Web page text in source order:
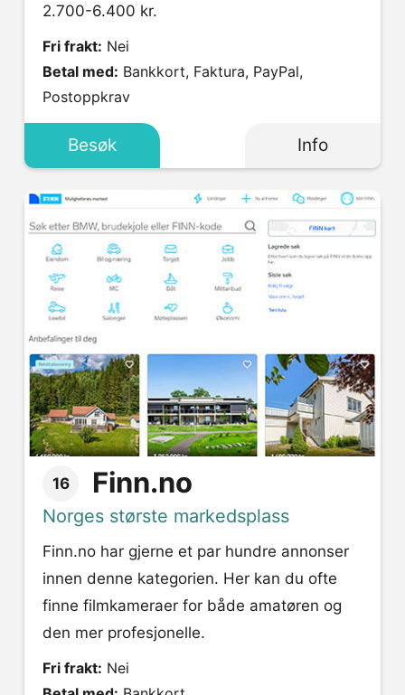
2.700-6.400 kr.
Fri frakt: Nei
Betal med:
Postoppkrav
Besøk Info
16 Finn.no
Norges største markedsplass
Finn.no har gjerne et par hundre annonser
innen denne kategorien. Her kan du ofte
finne filmkameraer for både amatøren og
den mer profesjonelle.
Fri frakt: Nei